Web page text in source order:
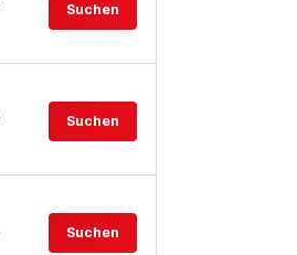
Suchen
Suchen
Suchen